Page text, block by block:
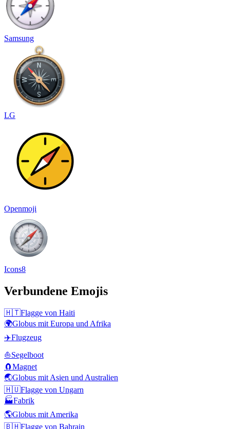
Samsung
LG
Openmoji
Icons8
Verbundene Emojis
🇭🇹Flagge von Haiti
🌍Globus mit Europa und Afrika
✈️Flugzeug
⛵Segelboot
🧲Magnet
🌏Globus mit Asien und Australien
🇭🇺Flagge von Ungarn
🏭Fabrik
🌎Globus mit Amerika
🇧🇭Flagge von Bahrain